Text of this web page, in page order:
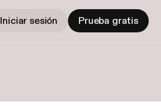
Iniciar sesión Prueba gratis